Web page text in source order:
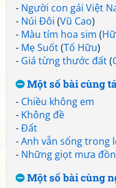
- Người con gái Việt
- Núi Đôi (Vũ Cao)
- Màu tím hoa sim (
- Mẹ Suốt(Tố Hữu)
- Giá từng thước đất(
Một số bài cùng
- Chiều không em
- Không đề
-Đất
-Anh vẫn sống trong
- Những giọt mưa
Một số bài cùng